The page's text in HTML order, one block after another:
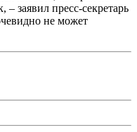
заявил пресс-секретарь
не может